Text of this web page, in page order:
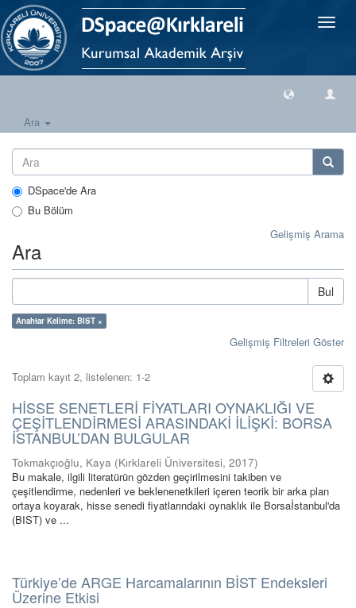
Geçiş
Ara
DSpace'de Ara
Bu Bölüm
Gelişmiş Arama
Ara
Bul
Anahtar Kelime: BIST ×
Gelişmiş Filtreleri Göster
Toplam kayıt 2, listelenen: 1-2
HİSSE SENETLERİ FİYATLARI OYNAKLIĞI VE
ÇEŞİTLENDİRMESİ ARASINDAKİ İLİŞKİ: BORSA
İSTANBUL’DAN BULGULAR
Tokmakçıoğlu, Kaya (Kırklareli Üniversitesi, 2017)
Bu makale, ilgili literatürün gözden geçirilmesini takiben ve
çeşitlendirme, nedenleri ve beklenenetkileri içeren teorik bir arka plan
ortaya koyarak, hisse senedi fiyatlarındaki oynaklık ile Borsaİstanbul'da
(BIST) ve ...
Türkiye’de ARGE Harcamalarının BİST Endeksleri
Üzerine Etkisi